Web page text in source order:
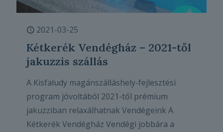
2021-03-25
Kétkerék Vendégház – 2021-től
jakuzzis szállás
A Kisfaludy magánszálláshely-fejlesztési
program jóvoltából 2021-től prémium
jakuzziban relaxálhatnak Vendégeink A
Kétkerék Vendégház Vendégi jobbára a